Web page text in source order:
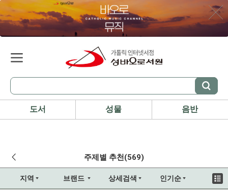
도서 성물 음반
주제별 추천(569)
지역 브랜드 상세검색 인기순